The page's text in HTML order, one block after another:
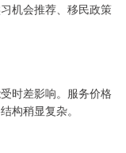
机会推荐、移民政策
时差影响。服务价格
构稍显复杂。